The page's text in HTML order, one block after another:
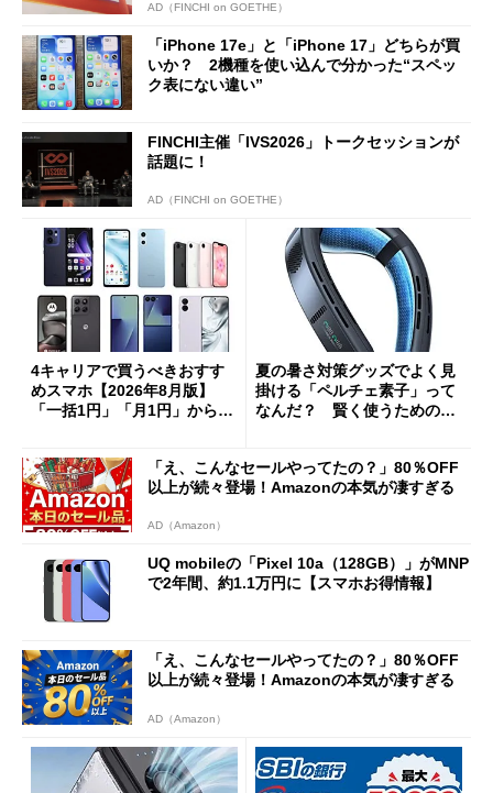
AD（FINCHI on GOETHE）
「iPhone 17e」と「iPhone 17」どちらが買
いか？ 2機種を使い込んで分かった“スペッ
ク表にない違い”
FINCHI主催「IVS2026」トークセッションが
話題に！
AD（FINCHI on GOETHE）
4キャリアで買うべきおすす
めスマホ【2026年8月版】
「一括1円」「月1円」からお
夏の暑さ対策グッズでよく見
掛ける「ペルチェ素子」って
なんだ？ 賢く使うための注
「え、こんなセールやってたの？」80％OFF
以上が続々登場！Amazonの本気が凄すぎる
AD（Amazon）
UQ mobileの「Pixel 10a（128GB）」がMNP
で2年間、約1.1万円に【スマホお得情報】
「え、こんなセールやってたの？」80％OFF
以上が続々登場！Amazonの本気が凄すぎる
AD（Amazon）